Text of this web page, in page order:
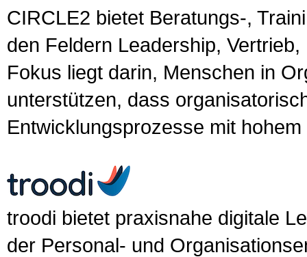
CIRCLE2 bietet Beratungs-,
den Feldern Leadership,
Fokus liegt darin, Menschen in
unterstützen, dass
Entwicklungsprozesse mit
troodi bietet praxisnahe digitale
der Personal- und